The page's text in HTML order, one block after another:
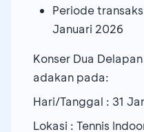
Periode
Januari 2026
Konser Dua
adakan pada:
Hari/Tanggal : 31
Lokasi : Tennis